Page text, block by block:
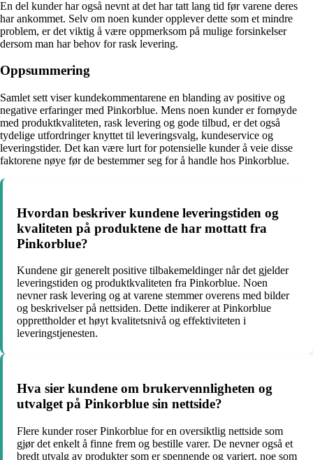
En del kunder har også nevnt at det har tatt lang tid før varene deres
har ankommet. Selv om noen kunder opplever dette som et mindre
problem, er det viktig å være oppmerksom på mulige forsinkelser
dersom man har behov for rask levering.
Oppsummering
Samlet sett viser kundekommentarene en blanding av positive og
negative erfaringer med Pinkorblue. Mens noen kunder er fornøyde
med produktkvaliteten, rask levering og gode tilbud, er det også
tydelige utfordringer knyttet til leveringsvalg, kundeservice og
leveringstider. Det kan være lurt for potensielle kunder å veie disse
faktorene nøye før de bestemmer seg for å handle hos Pinkorblue.
Hvordan beskriver kundene leveringstiden og
kvaliteten på produktene de har mottatt fra
Pinkorblue?
Kundene gir generelt positive tilbakemeldinger når det gjelder
leveringstiden og produktkvaliteten fra Pinkorblue. Noen
nevner rask levering og at varene stemmer overens med bilder
og beskrivelser på nettsiden. Dette indikerer at Pinkorblue
opprettholder et høyt kvalitetsnivå og effektiviteten i
leveringstjenesten.
Hva sier kundene om brukervennligheten og
utvalget på Pinkorblue sin nettside?
Flere kunder roser Pinkorblue for en oversiktlig nettside som
gjør det enkelt å finne frem og bestille varer. De nevner også et
bredt utvalg av produkter som er spennende og variert, noe som